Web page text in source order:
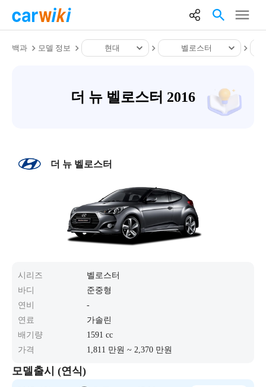
백과 모델 정보 현대 벨로스터
더 뉴 벨로스터 2016
더 뉴 벨로스터
시리즈
벨로스터
바디
준중형
연비
-
연료
가솔린
배기량
1591 cc
가격
1,811 만원 ~ 2,370 만원
모델출시 (연식)